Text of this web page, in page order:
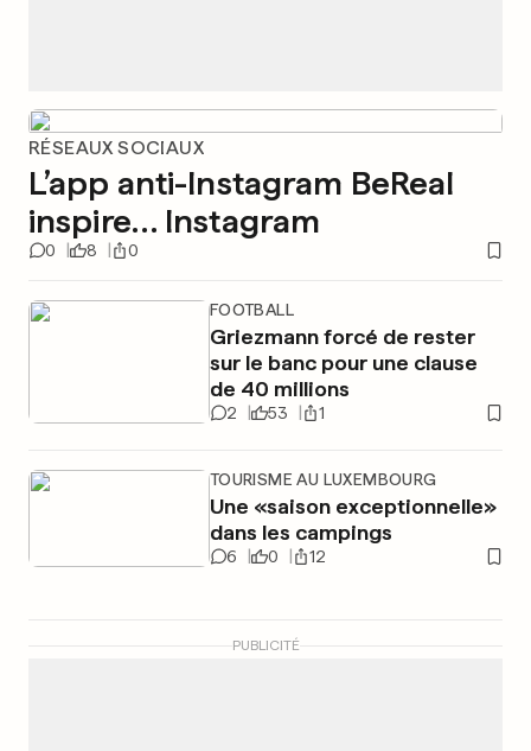
RÉSEAUX SOCIAUX
L’app anti-Instagram BeReal
inspire… Instagram
0 8 0
FOOTBALL
Griezmann forcé de rester
sur le banc pour une clause
de 40 millions
2 53 1
TOURISME AU LUXEMBOURG
Une «saison exceptionnelle»
dans les campings
6 0 12
PUBLICITÉ